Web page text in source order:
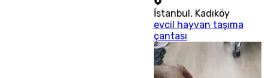
İstanbul , Kadıköy
evcil hayvan taşıma
çantası